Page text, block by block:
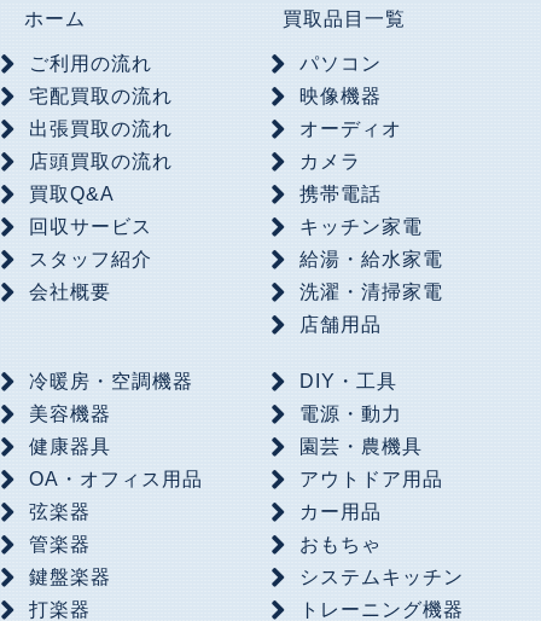
ホーム
ご利用の流れ
宅配買取の流れ
出張買取の流れ
店頭買取の流れ
買取Q&A
回収サービス
スタッフ紹介
会社概要
買取品目一覧
パソコン
映像機器
オーディオ
カメラ
携帯電話
キッチン家電
給湯・給水家電
洗濯・清掃家電
店舗用品
冷暖房・空調機器
美容機器
健康器具
OA・オフィス用品
弦楽器
管楽器
鍵盤楽器
打楽器
DIY・工具
電源・動力
園芸・農機具
アウトドア用品
カー用品
おもちゃ
システムキッチン
トレーニング機器